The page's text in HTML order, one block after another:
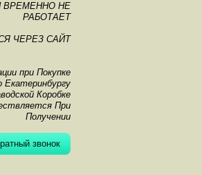
ВРЕМЕННО НЕ
РАБОТАЕТ
ЧЕРЕЗ САЙТ
при Покупке
Екатеринбургу
Коробке
При
Получении
звонок